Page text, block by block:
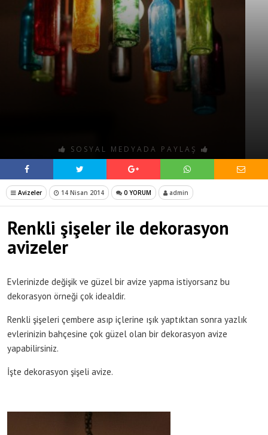
SOSYAL MEDYADA PAYLAŞ
Avizeler 14 Nisan 2014 0 YORUM admin
Renkli şişeler ile dekorasyon
avizeler
Evlerinizde değişik ve güzel bir avize yapma istiyorsanz bu
dekorasyon örneği çok idealdir.
Renkli şişeleri çembere asıp içlerine ışık yaptıktan sonra yazlık
evlerinizin bahçesine çok güzel olan bir dekorasyon avize
yapabilirsiniz.
İşte dekorasyon şişeli avize.